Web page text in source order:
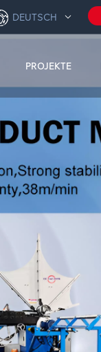
DEUTSCH
PROJEKTE